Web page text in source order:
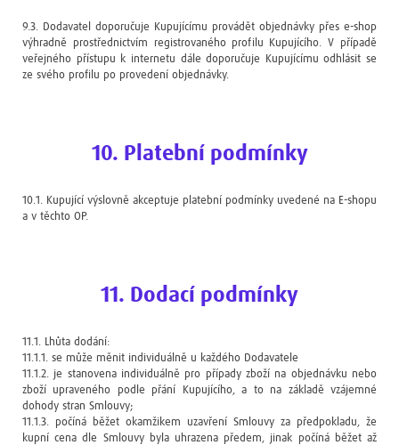
9.3. Dodavatel doporučuje Kupujícímu provádět objednávky přes e-shop
výhradně prostřednictvím registrovaného profilu Kupujícího. V případě
veřejného přístupu k internetu dále doporučuje Kupujícímu odhlásit se
ze svého profilu po provedení objednávky.
10. Platební podmínky
10.1. Kupující výslovně akceptuje platební podmínky uvedené na E-shopu
a v těchto OP.
11. Dodací podmínky
11.1. Lhůta dodání:
11.1.1. se může měnit individuálně u každého Dodavatele
11.1.2. je stanovena individuálně pro případy zboží na objednávku nebo
zboží upraveného podle přání Kupujícího, a to na základě vzájemné
dohody stran Smlouvy;
11.1.3. počíná běžet okamžikem uzavření Smlouvy za předpokladu, že
kupní cena dle Smlouvy byla uhrazena předem, jinak počíná běžet až